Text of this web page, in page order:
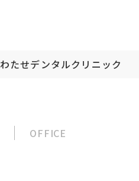
わたせデンタルクリニック
OFFICE